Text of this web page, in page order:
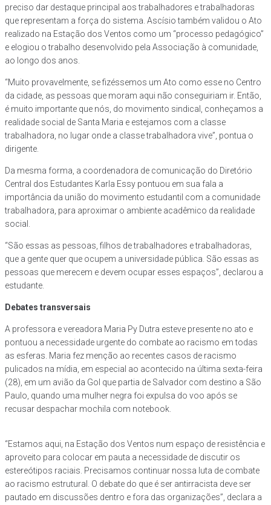
preciso dar destaque principal aos trabalhadores e trabalhadoras
que representam a força do sistema. Ascísio também validou o Ato
realizado na Estação dos Ventos como um “processo pedagógico”
e elogiou o trabalho desenvolvido pela Associação à comunidade,
ao longo dos anos.
“Muito provavelmente, se fizéssemos um Ato como esse no Centro
da cidade, as pessoas que moram aqui não conseguiriam ir. Então,
é muito importante que nós, do movimento sindical, conheçamos a
realidade social de Santa Maria e estejamos com a classe
trabalhadora, no lugar onde a classe trabalhadora vive”, pontua o
dirigente.
Da mesma forma, a coordenadora de comunicação do Diretório
Central dos Estudantes Karla Essy pontuou em sua fala a
importância da união do movimento estudantil com a comunidade
trabalhadora, para aproximar o ambiente acadêmico da realidade
social.
“São essas as pessoas, filhos de trabalhadores e trabalhadoras,
que a gente quer que ocupem a universidade pública. São essas as
pessoas que merecem e devem ocupar esses espaços”, declarou a
estudante.
Debates transversais
A professora e vereadora Maria Py Dutra esteve presente no ato e
pontuou a necessidade urgente do combate ao racismo em todas
as esferas. Maria fez menção ao recentes casos de racismo
pulicados na mídia, em especial ao acontecido na última sexta-feira
(28), em um avião da Gol que partia de Salvador com destino a São
Paulo, quando uma mulher negra foi expulsa do voo após se
recusar despachar mochila com notebook.
“Estamos aqui, na Estação dos Ventos num espaço de resistência e
aproveito para colocar em pauta a necessidade de discutir os
estereótipos raciais. Precisamos continuar nossa luta de combate
ao racismo estrutural. O debate do que é ser antirracista deve ser
pautado em discussões dentro e fora das organizações”, declara a